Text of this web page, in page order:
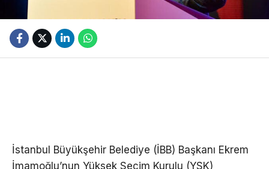
İstanbul Büyükşehir Belediye (İBB) Başkanı Ekrem
İmamoğlu’nun Yüksek Seçim Kurulu (YSK)